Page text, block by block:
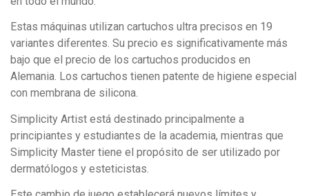
Estas máquinas utilizan cartuchos ultra precisos en 19
variantes diferentes. Su precio es significativamente más
bajo que el precio de los cartuchos producidos en
Alemania. Los cartuchos tienen patente de higiene especial
con membrana de silicona.
Simplicity Artist está destinado principalmente a
principiantes y estudiantes de la academia, mientras que
Simplicity Master tiene el propósito de ser utilizado por
dermatólogos y esteticistas.